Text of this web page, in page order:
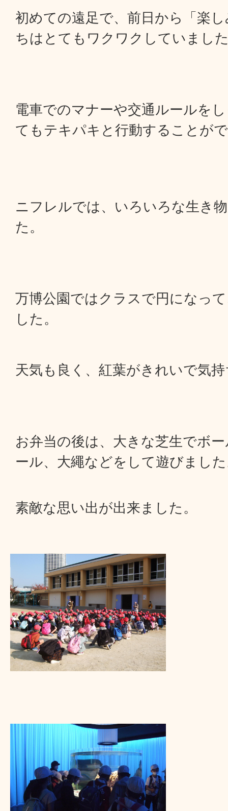
初めての遠足で、前日から「楽
ちはとてもワクワクしていまし
電車でのマナーや交通ルールを
てもテキパキと行動することが
ニフレルでは、いろいろな生き
た。
万博公園ではクラスで円になっ
した。
天気も良く、紅葉がきれいで気
お弁当の後は、大きな芝生でボ
ール、大繩などをして遊びまし
素敵な思い出が出来ました。